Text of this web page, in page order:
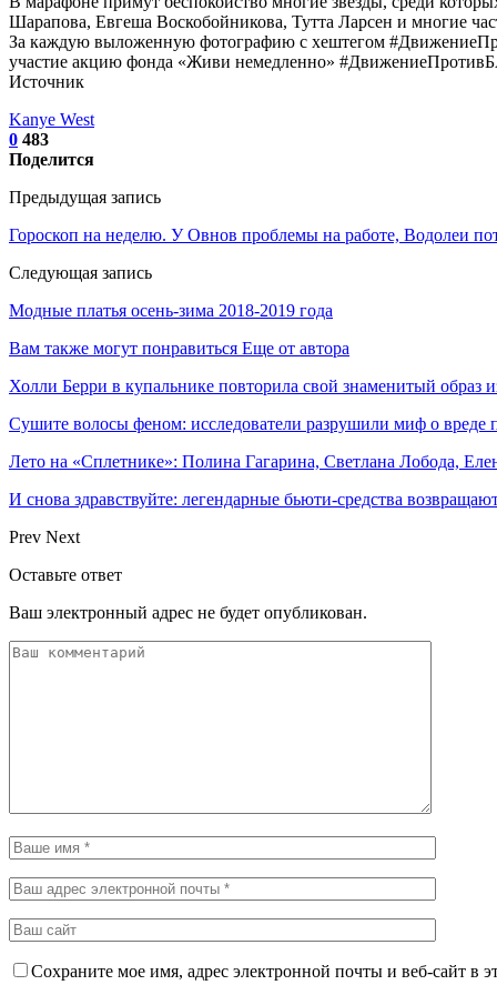
Шарапова, Евгеша Воскобойникова, Тутта Ларсен и многие
За каждую выложенную фотографию с хештегом
участие акцию фонда «Живи немедленно»
Источник
Kanye West
0 483
Поделится
Предыдущая запись
Гороскоп на неделю. У Овнов проблемы на работе, Водолеи
Следующая запись
Модные платья осень-зима 2018-2019 года
Вам также могут понравиться Еще от автора
Холли Берри в купальнике повторила свой знаменитый
Сушите волосы феном: исследователи разрушили миф о вреде
Лето на «Сплетнике»: Полина Гагарина, Светлана Лобода,
И снова здравствуйте: легендарные бьюти-средства
Prev Next
Оставьте ответ
Ваш электронный адрес не будет опубликован.
Сохраните мое имя, адрес электронной почты и веб-сайт в